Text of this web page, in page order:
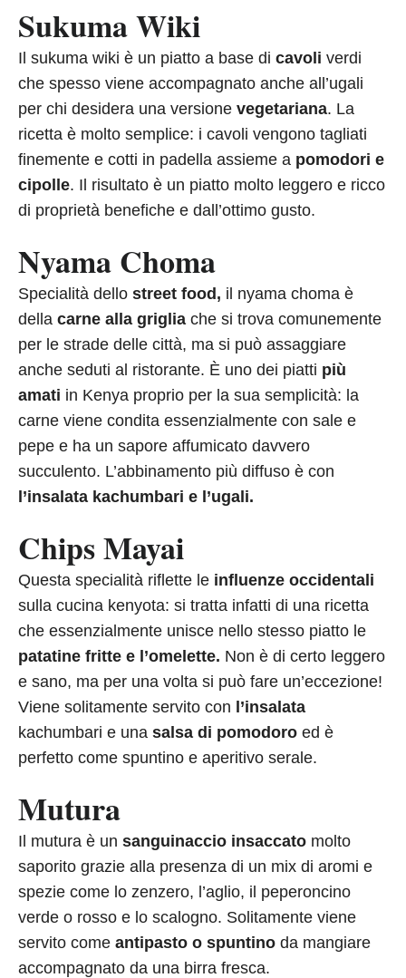
Sukuma Wiki
Il sukuma wiki è un piatto a base di cavoli verdi
che spesso viene accompagnato anche all’ugali
per chi desidera una versione vegetariana. La
ricetta è molto semplice: i cavoli vengono tagliati
finemente e cotti in padella assieme a pomodori e
cipolle. Il risultato è un piatto molto leggero e ricco
di proprietà benefiche e dall’ottimo gusto.
Nyama Choma
Specialità dello street food, il nyama choma è
della carne alla griglia che si trova comunemente
per le strade delle città, ma si può assaggiare
anche seduti al ristorante. È uno dei piatti più
amati in Kenya proprio per la sua semplicità: la
carne viene condita essenzialmente con sale e
pepe e ha un sapore affumicato davvero
succulento. L’abbinamento più diffuso è con
l’insalata kachumbari e l’ugali.
Chips Mayai
Questa specialità riflette le influenze occidentali
sulla cucina kenyota: si tratta infatti di una ricetta
che essenzialmente unisce nello stesso piatto le
patatine fritte e l’omelette. Non è di certo leggero
e sano, ma per una volta si può fare un’eccezione!
Viene solitamente servito con l’insalata
kachumbari e una salsa di pomodoro ed è
perfetto come spuntino e aperitivo serale.
Mutura
Il mutura è un sanguinaccio insaccato molto
saporito grazie alla presenza di un mix di aromi e
spezie come lo zenzero, l’aglio, il peperoncino
verde o rosso e lo scalogno. Solitamente viene
servito come antipasto o spuntino da mangiare
accompagnato da una birra fresca.